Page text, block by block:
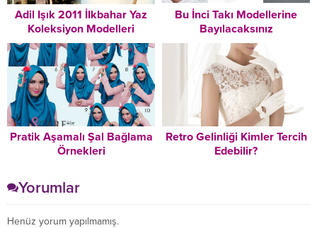
Adil Işık 2011 İlkbahar Yaz
Koleksiyon Modelleri
Bu İnci Takı Modellerine
Bayılacaksınız
Pratik Aşamalı Şal Bağlama
Örnekleri
Retro Gelinliği Kimler Tercih
Edebilir?
Yorumlar
Henüz yorum yapılmamış.